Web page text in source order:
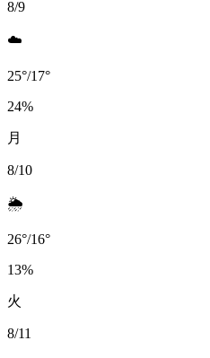
8/9
☁️
25°/17°
24%
月
8/10
🌦️
26°/16°
13%
火
8/11